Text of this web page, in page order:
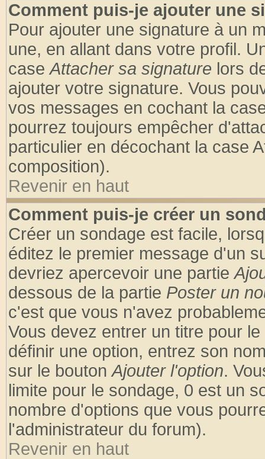
Comment puis-je ajouter une
Pour ajouter une signature à un
une, en allant dans votre profil.
caseAttacher sa signature lors
ajouter votre signature. Vous
vos messages en cochant la
pourrez toujours empêcher
particulier en décochant la case
composition).
Revenir en haut
Comment puis-je créer un
Créer un sondage est facile,
éditez le premier message d'un
devriez apercevoir une partie
dessous de la partie Poster un
c'est que vous n'avez
Vous devez entrer un titre pour
définir une option, entrez son
sur le boutonAjouter l'option.
limite pour le sondage, 0 est un
nombre d'options que vous
l'administrateur du forum).
Revenir en haut